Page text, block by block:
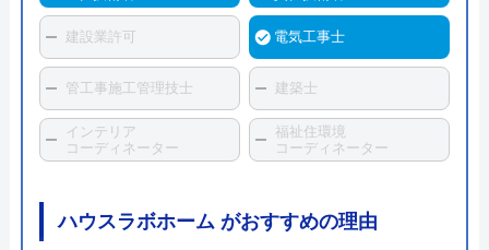
建設業許可 電気工事士
管工事施工管理技士 建築士
インテリア
コーディネーター
福祉住環境
コーディネーター
ハウスラボホーム がおすすめの理由